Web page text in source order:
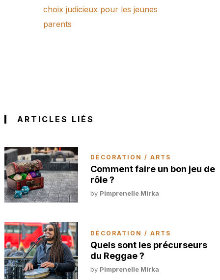
choix judicieux pour les jeunes
parents
ARTICLES LIÉS
DÉCORATION / ARTS
Comment faire un bon jeu de
rôle ?
by Pimprenelle Mirka
DÉCORATION / ARTS
Quels sont les précurseurs
du Reggae ?
by Pimprenelle Mirka